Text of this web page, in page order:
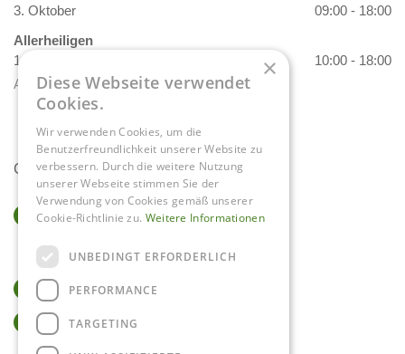
3. Oktober
09:00 - 18:00
Allerheiligen
1. November
10:00 - 18:00
Alle Öffnungszeiten anzeigen
Contact
Gartencenter Daniëls
6063 NL Vlodrop
0475-534298
info@tuincentrumdaniels.nl
×
Diese Webseite verwendet
Cookies.
Wir verwenden Cookies, um die
Benutzerfreundlichkeit unserer Website zu
verbessern. Durch die weitere Nutzung
unserer Webseite stimmen Sie der
Verwendung von Cookies gemäß unserer
Cookie-Richtlinie zu. Weitere Informationen
UNBEDINGT ERFORDERLICH
PERFORMANCE
TARGETING